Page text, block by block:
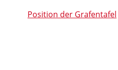
Position der Grafentafel